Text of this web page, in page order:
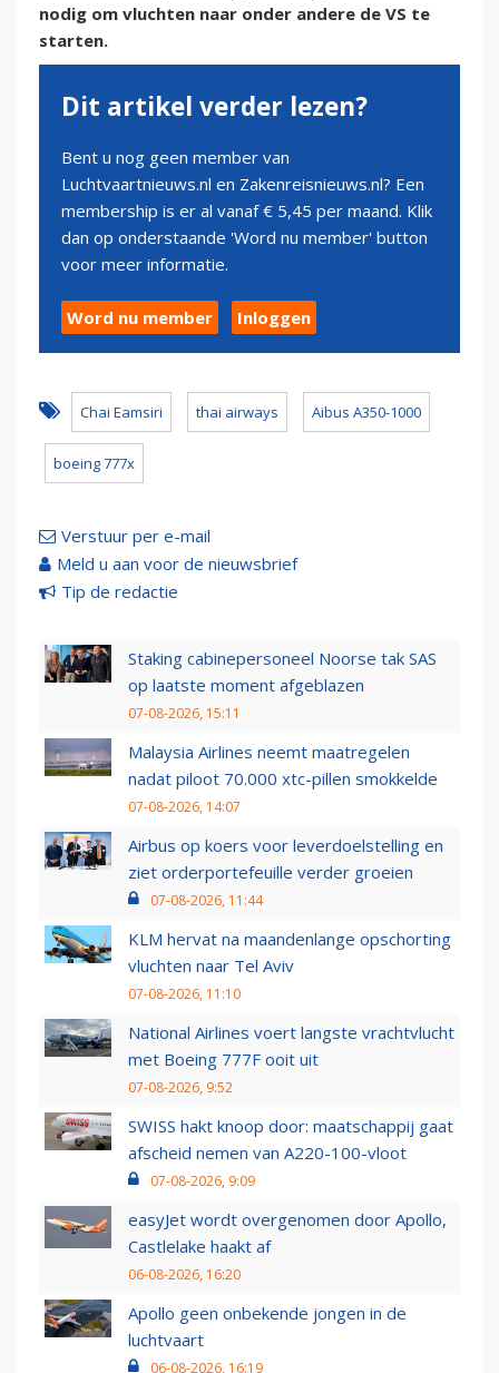
nodig om vluchten naar onder andere de VS te
starten.
Dit artikel verder lezen?
Bent u nog geen member van
Luchtvaartnieuws.nl en Zakenreisnieuws.nl? Een
membership is er al vanaf € 5,45 per maand. Klik
dan op onderstaande 'Word nu member' button
voor meer informatie.
Word nu member Inloggen
Chai Eamsiri thai airways Aibus A350-1000
boeing 777x
Verstuur per e-mail
Meld u aan voor de nieuwsbrief
Tip de redactie
Staking cabinepersoneel Noorse tak SAS
op laatste moment afgeblazen
07-08-2026, 15:11
Malaysia Airlines neemt maatregelen
nadat piloot 70.000 xtc-pillen smokkelde
07-08-2026, 14:07
Airbus op koers voor leverdoelstelling en
ziet orderportefeuille verder groeien
07-08-2026, 11:44
KLM hervat na maandenlange opschorting
vluchten naar Tel Aviv
07-08-2026, 11:10
National Airlines voert langste vrachtvlucht
met Boeing 777F ooit uit
07-08-2026, 9:52
SWISS hakt knoop door: maatschappij gaat
afscheid nemen van A220-100-vloot
07-08-2026, 9:09
easyJet wordt overgenomen door Apollo,
Castlelake haakt af
06-08-2026, 16:20
Apollo geen onbekende jongen in de
luchtvaart
06-08-2026, 16:19